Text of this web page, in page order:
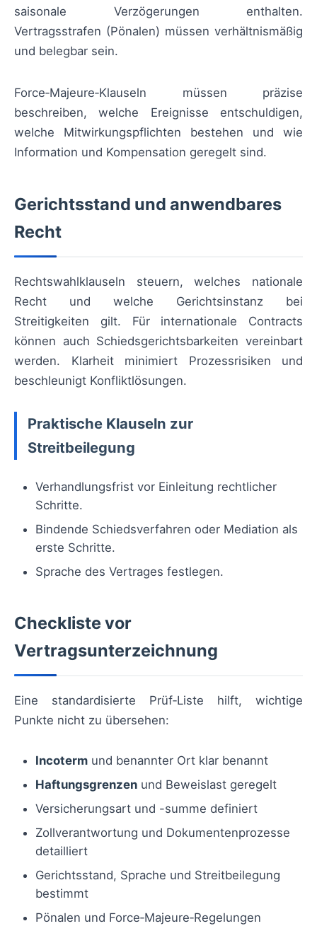
saisonale Verzögerungen enthalten.
Vertragsstrafen (Pönalen) müssen verhältnismäßig
und belegbar sein.
Force‑Majeure‑Klauseln müssen präzise
beschreiben, welche Ereignisse entschuldigen,
welche Mitwirkungspflichten bestehen und wie
Information und Kompensation geregelt sind.
Gerichtsstand und anwendbares
Recht
Rechtswahlklauseln steuern, welches nationale
Recht und welche Gerichtsinstanz bei
Streitigkeiten gilt. Für internationale Contracts
können auch Schiedsgerichtsbarkeiten vereinbart
werden. Klarheit minimiert Prozessrisiken und
beschleunigt Konfliktlösungen.
Praktische Klauseln zur
Streitbeilegung
Verhandlungsfrist vor Einleitung rechtlicher
Schritte.
Bindende Schiedsverfahren oder Mediation als
erste Schritte.
Sprache des Vertrages festlegen.
Checkliste vor
Vertragsunterzeichnung
Eine standardisierte Prüf‑Liste hilft, wichtige
Punkte nicht zu übersehen:
Incoterm und benannter Ort klar benannt
Haftungsgrenzen und Beweislast geregelt
Versicherungsart und -summe definiert
Zollverantwortung und Dokumentenprozesse
detailliert
Gerichtsstand, Sprache und Streitbeilegung
bestimmt
Pönalen und Force‑Majeure‑Regelungen